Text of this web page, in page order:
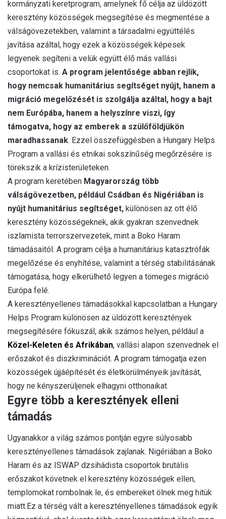
kormányzati keretprogram, amelynek fő célja az üldözött
keresztény közösségek megsegítése és megmentése a
válságövezetekben, valamint a társadalmi együttélés
javítása azáltal, hogy ezek a közösségek képesek
legyenek segíteni a velük együtt élő más vallási
csoportokat is. A program jelentősége abban rejlik,
hogy nemcsak humanitárius segítséget nyújt, hanem a
migráció megelőzését is szolgálja azáltal, hogy a bajt
nem Európába, hanem a helyszínre viszi, így
támogatva, hogy az emberek a szülőföldjükön
maradhassanak. Ezzel összefüggésben a Hungary Helps
Program a vallási és etnikai sokszínűség megőrzésére is
törekszik a krízisterületeken.
A program keretében Magyarország több
válságövezetben, például Csádban és Nigériában is
nyújt humanitárius segítséget, különösen az ott élő
keresztény közösségeknek, akik gyakran szenvednek
iszlamista terrorszervezetek, mint a Boko Haram
támadásaitól. A program célja a humanitárius katasztrófák
megelőzése és enyhítése, valamint a térség stabilitásának
támogatása, hogy elkerülhető legyen a tömeges migráció
Európa felé.
A keresztényellenes támadásokkal kapcsolatban a Hungary
Helps Program különösen az üldözött keresztények
megsegítésére fókuszál, akik számos helyen, például a
Közel-Keleten és Afrikában, vallási alapon szenvednek el
erőszakot és diszkriminációt. A program támogatja ezen
közösségek újjáépítését és életkörülményeik javítását,
hogy ne kényszerüljenek elhagyni otthonaikat.
Egyre több a keresztények elleni
támadás
Ugyanakkor a világ számos pontján egyre súlyosabb
keresztényellenes támadások zajlanak. Nigériában a Boko
Haram és az ISWAP dzsihádista csoportok brutális
erőszakot követnek el keresztény közösségek ellen,
templomokat rombolnak le, és embereket ölnek meg hitük
miatt.Ez a térség vált a keresztényellenes támadások egyik